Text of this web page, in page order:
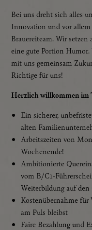
Bei uns dreht sich alles
Innovation und vor allem
Brauereiteam. Wir
eine gute Portion
mit uns gemeinsam
Richtige für uns!
Herzlich willkommen im
Ein sicherer,
alten
Arbeitszeiten von
Wochenende!
Ambitionierte
vom B/C1-
Weiterbildung auf den
Kostenübernahme
am Puls bleibst
Faire Bezahlung und